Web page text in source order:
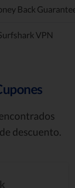
Back
VPN
descuento.